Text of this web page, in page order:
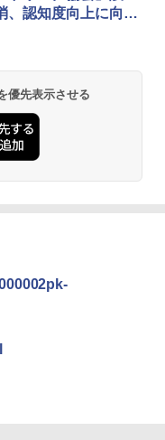
レス保冷剤 2個セット 2
持ち
型 ビーチ アウトドアパ
力 小型 緑色/赤色/青紫色
高安全性 金属製耐久 コ
持ち運び便利 アウトド
/展示会用 緑
、認知度向上に向け
優先表示させる